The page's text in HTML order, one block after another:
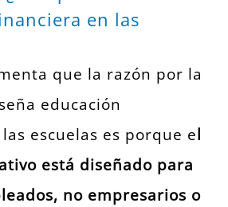
en las
que la razón por la
educación
escuelas es porque el
está diseñado para
no empresarios o